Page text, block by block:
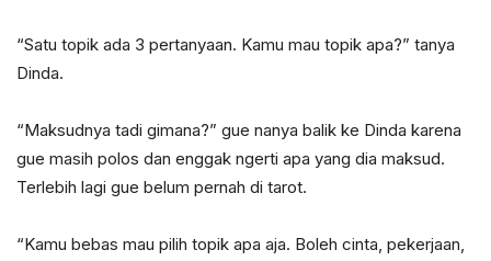
“Satu topik ada 3 pertanyaan. Kamu mau topik apa?” tanya
Dinda.
“Maksudnya tadi gimana?” gue nanya balik ke Dinda karena
gue masih polos dan enggak ngerti apa yang dia maksud.
Terlebih lagi gue belum pernah di tarot.
“Kamu bebas mau pilih topik apa aja. Boleh cinta, pekerjaan,